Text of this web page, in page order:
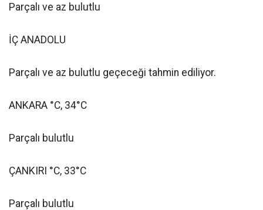
Parçalı ve az bulutlu
İÇ ANADOLU
Parçalı ve az bulutlu geçeceği tahmin ediliyor.
ANKARA °C, 34°C
Parçalı bulutlu
ÇANKIRI °C, 33°C
Parçalı bulutlu